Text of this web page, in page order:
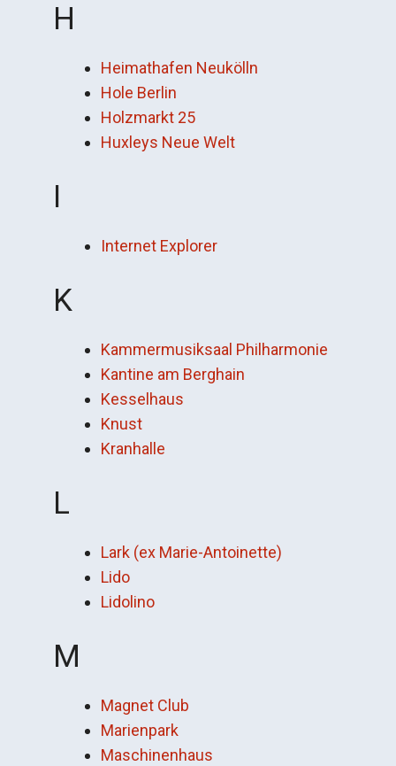
H
Heimathafen Neukölln
Hole Berlin
Holzmarkt 25
Huxleys Neue Welt
I
Internet Explorer
K
Kammermusiksaal Philharmonie
Kantine am Berghain
Kesselhaus
Knust
Kranhalle
L
Lark (ex Marie-Antoinette)
Lido
Lidolino
M
Magnet Club
Marienpark
Maschinenhaus